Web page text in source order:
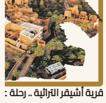
عبر الزمن في قلب نجد